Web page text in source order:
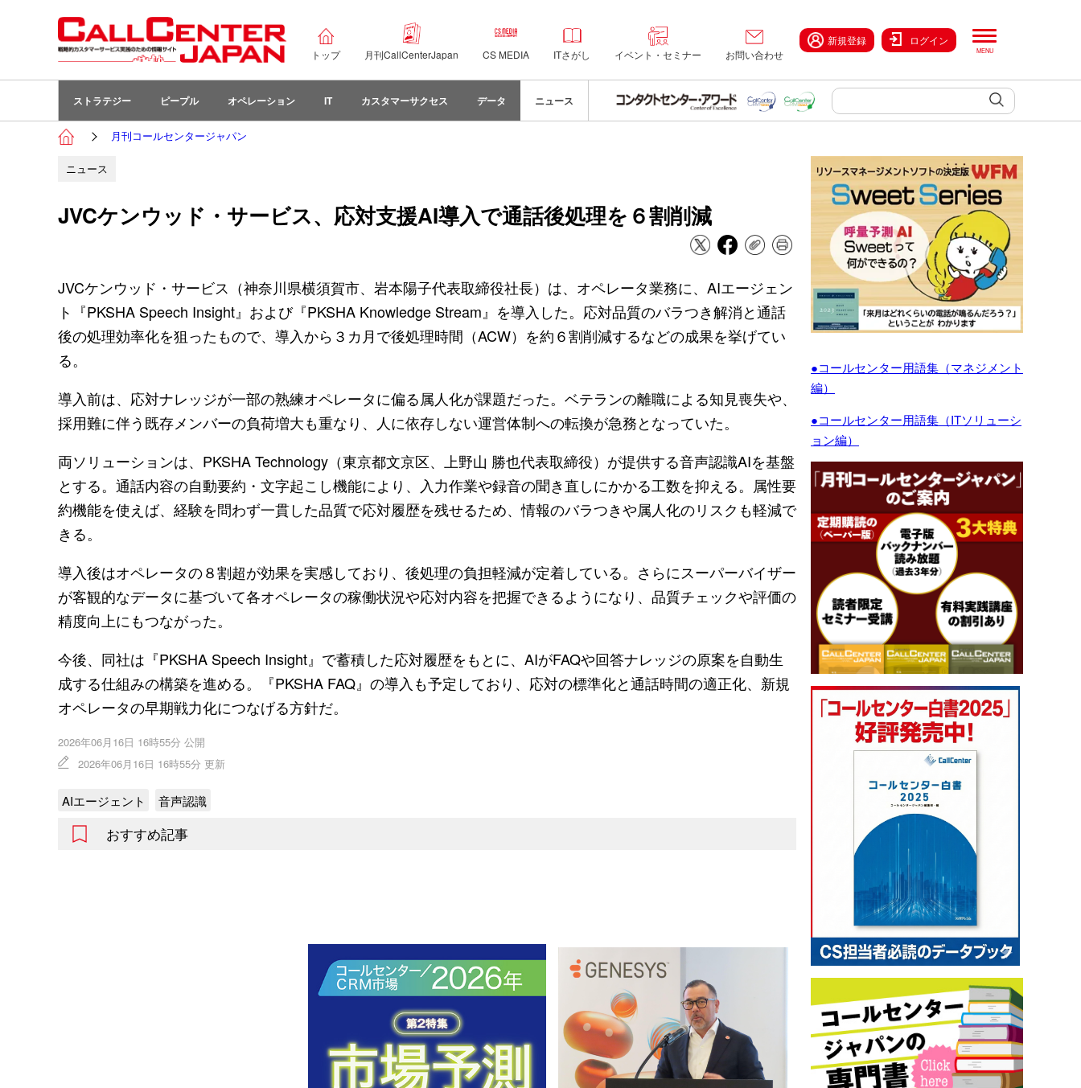
トップ 月刊CallCenterJapan CS MEDIA ITさがし イベント・セミナー お問い合わせ
新規登録 ログイン
ストラテジー ピープル オペレーション IT カスタマーサクセス データ ニュース
月刊コールセンタージャパン
ニュース
JVCケンウッド・サービス、応対支援AI導入で通話後処理を６割削減
JVCケンウッド・サービス（神奈川県横須賀市、岩本陽子代表取締役社長）は、オペレータ業務に、AIエージェン
ト『PKSHA Speech Insight』および『PKSHA Knowledge Stream』を導入した。応対品質のバラつき解消と通話
後の処理効率化を狙ったもので、導入から３カ月で後処理時間（ACW）を約６割削減するなどの成果を挙げてい
る。
導入前は、応対ナレッジが一部の熟練オペレータに偏る属人化が課題だった。ベテランの離職による知見喪失や、
採用難に伴う既存メンバーの負荷増大も重なり、人に依存しない運営体制への転換が急務となっていた。
両ソリューションは、PKSHA Technology（東京都文京区、上野山 勝也代表取締役）が提供する音声認識AIを基盤
とする。通話内容の自動要約・文字起こし機能により、入力作業や録音の聞き直しにかかる工数を抑える。属性要
約機能を使えば、経験を問わず一貫した品質で応対履歴を残せるため、情報のバラつきや属人化のリスクも軽減で
きる。
導入後はオペレータの８割超が効果を実感しており、後処理の負担軽減が定着している。さらにスーパーバイザー
が客観的なデータに基づいて各オペレータの稼働状況や応対内容を把握できるようになり、品質チェックや評価の
精度向上にもつながった。
今後、同社は『PKSHA Speech Insight』で蓄積した応対履歴をもとに、AIがFAQや回答ナレッジの原案を自動生
成する仕組みの構築を進める。『PKSHA FAQ』の導入も予定しており、応対の標準化と通話時間の適正化、新規
オペレータの早期戦力化につなげる方針だ。
2026年06月16日 16時55分 公開
2026年06月16日 16時55分 更新
AIエージェント 音声認識
おすすめ記事
●コールセンター用語集（マネジメント
編）
●コールセンター用語集（ITソリューシ
ョン編）